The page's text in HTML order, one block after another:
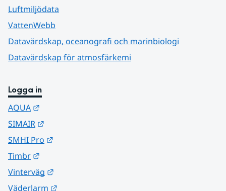
Luftmiljödata
VattenWebb
Datavärdskap, oceanografi och marinbiologi
Datavärdskap för atmosfärkemi
Logga in
AQUA
SIMAIR
SMHI Pro
Timbr
Vinterväg
Väderlarm